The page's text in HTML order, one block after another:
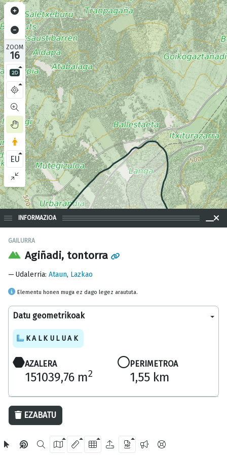
ZOOM
16
EU
OpenStreetMap
INFORMAZIOA
GAILURRA
Agiñadi, tontorra
Udalerria: Ataun, Lazkao
Elementu honen muga ez dago legez araututa.
Datu geometrikoak
KALKULUAK
AZALERA
151039,76 m2
PERIMETROA
1,55 km
EZABATU